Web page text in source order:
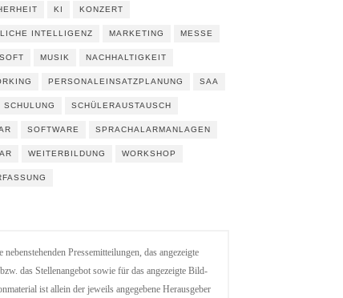
KI KONZERT
INTELLIGENZ MARKETING MESSE
MUSIK NACHHALTIGKEIT
PERSONALEINSATZPLANUNG SAA
SCHULUNG SCHÜLERAUSTAUSCH
SOFTWARE SPRACHALARMANLAGEN
WEITERBILDUNG WORKSHOP
nebenstehenden Pressemitteilungen, das angezeigte
das Stellenangebot sowie für das angezeigte Bild-
ist allein der jeweils angegebene Herausgeber